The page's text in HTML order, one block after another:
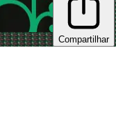
Compartilhar